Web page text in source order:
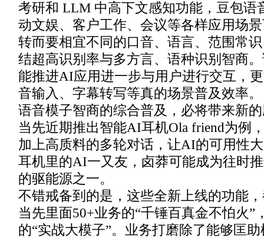
考研和 LLM 中高下文感知功能，豆包语
动文娱、客户工作、会议等各样应用场
转而要相宜不同的口音、语言、范围常
结超高识别率与多方言、语种识别智商
能推进AI应用进一步与用户进行交互，
音输入、字幕转写等真的场景普及效率。
语音模子智商的综合普及，必将带来新
当先近期推出智能AI耳机Ola friend为例
加上高质料的多轮对话，让AI的可用性
耳机里的AI一又友，卤莽可能成为往时
的驱能源之一。
不错戒备到的是，这些全新上线的功能
当先里面50+业务的“千锤百真金不怕火”
的“实战大模子”。业务打磨除了能够匡